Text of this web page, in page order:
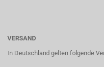
VERSAND
In Deutschland gelten folgende